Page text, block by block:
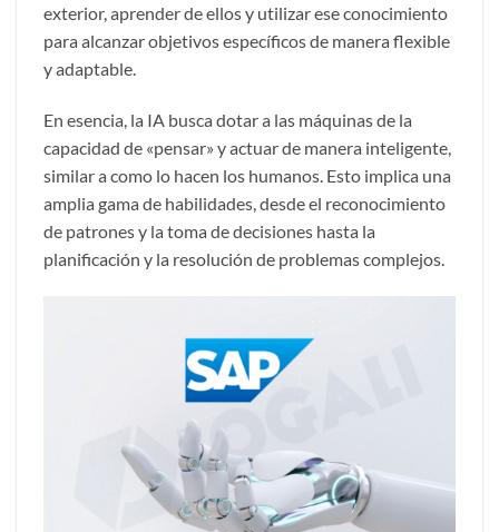
exterior, aprender de ellos y utilizar ese conocimiento
para alcanzar objetivos específicos de manera flexible
y adaptable.
En esencia, la IA busca dotar a las máquinas de la
capacidad de «pensar» y actuar de manera inteligente,
similar a como lo hacen los humanos. Esto implica una
amplia gama de habilidades, desde el reconocimiento
de patrones y la toma de decisiones hasta la
planificación y la resolución de problemas complejos.